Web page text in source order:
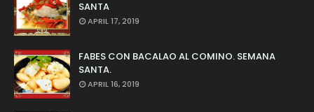
SANTA
APRIL 17, 2019
FABES CON BACALAO AL COMINO. SEMANA
SANTA.
APRIL 16, 2019